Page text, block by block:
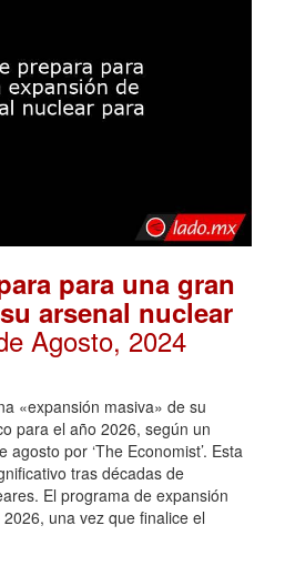
para una gran
arsenal nuclear
Agosto, 2024
«expansión masiva» de su
para el año 2026, según un
por ‘The Economist’. Esta
tras décadas de
El programa de expansión
una vez que finalice el